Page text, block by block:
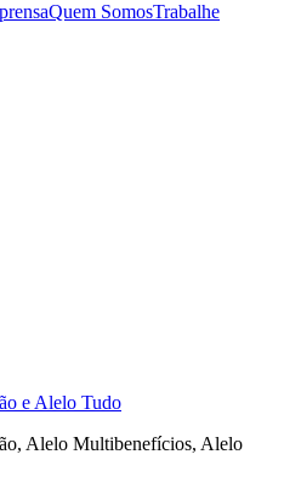
Quem SomosTrabalhe
e Alelo Tudo
Alelo Multibenefícios, Alelo